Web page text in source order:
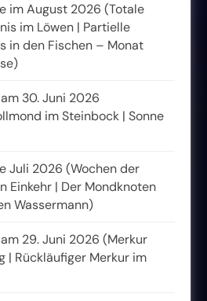
im August 2026 (Totale
im Löwen | Partielle
in den Fischen – Monat
30. Juni 2026
im Steinbock | Sonne
Juli 2026 (Wochen der
Einkehr | Der Mondknoten
Wassermann)
29. Juni 2026 (Merkur
| Rückläufiger Merkur im